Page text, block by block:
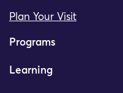
Plan Your Visit
Programs
Learning